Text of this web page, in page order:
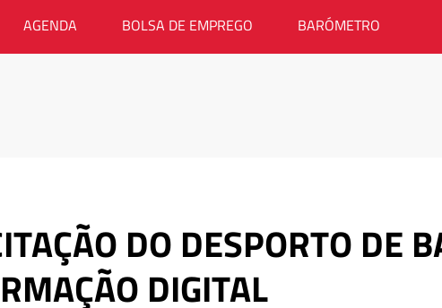
AGENDA BOLSA DE EMPREGO BARÓMETRO
DO DESPORTO DE
DIGITAL